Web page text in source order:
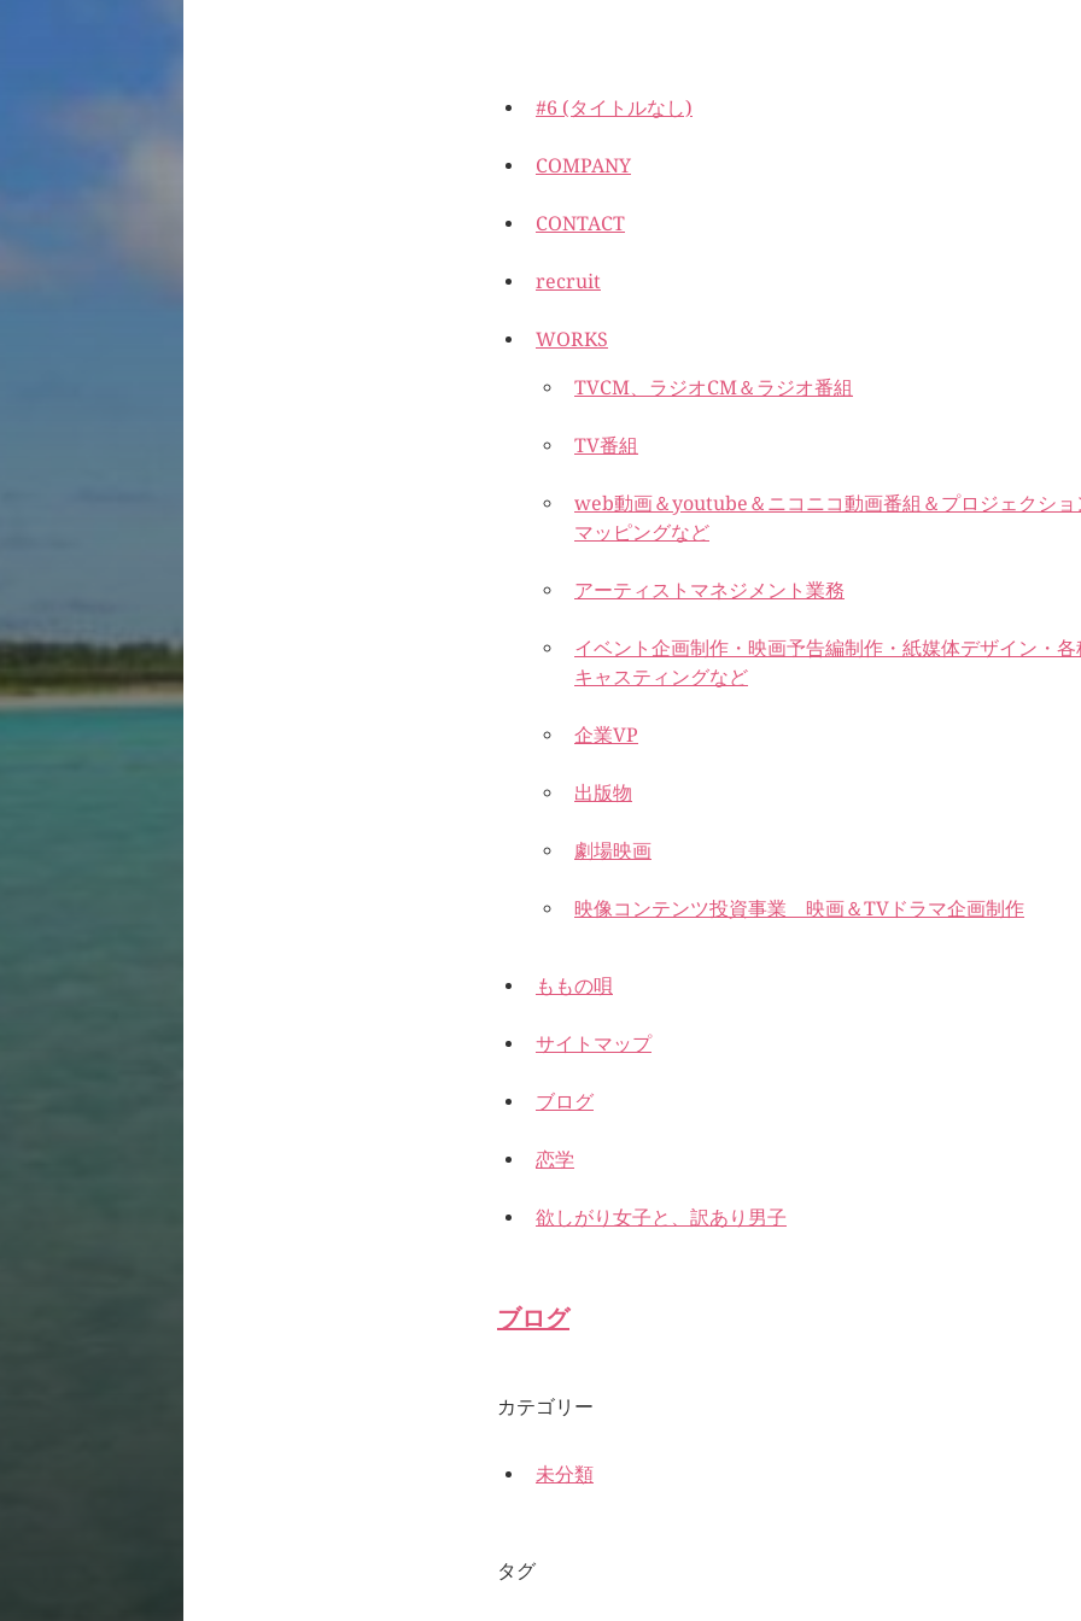
#6 (タイトルなし)
COMPANY
CONTACT
recruit
WORKS
TVCM、ラジオCM＆ラジオ番組
TV番組
web動画＆youtube＆ニコニコ動画番組＆プロジェクショ
マッピングなど
アーティストマネジメント業務
イベント企画制作・映画予告編制作・紙媒体デザイン・各
キャスティングなど
企業VP
出版物
劇場映画
映像コンテンツ投資事業 映画＆TVドラマ企画制作
ももの唄
サイトマップ
ブログ
恋学
欲しがり女子と、訳あり男子
ブログ
カテゴリー
未分類
タグ